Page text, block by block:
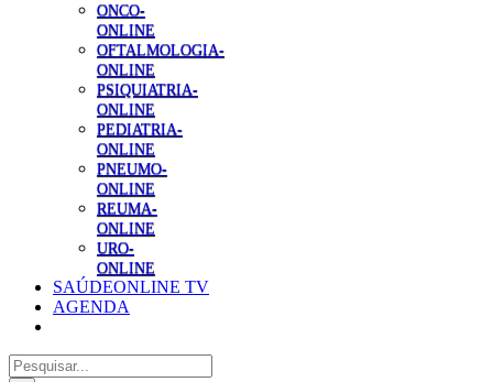
ONCO-
ONLINE
OFTALMOLOGIA-
ONLINE
PSIQUIATRIA-
ONLINE
PEDIATRIA-
ONLINE
PNEUMO-
ONLINE
REUMA-
ONLINE
URO-
ONLINE
SAÚDEONLINE TV
AGENDA
Pesquisar